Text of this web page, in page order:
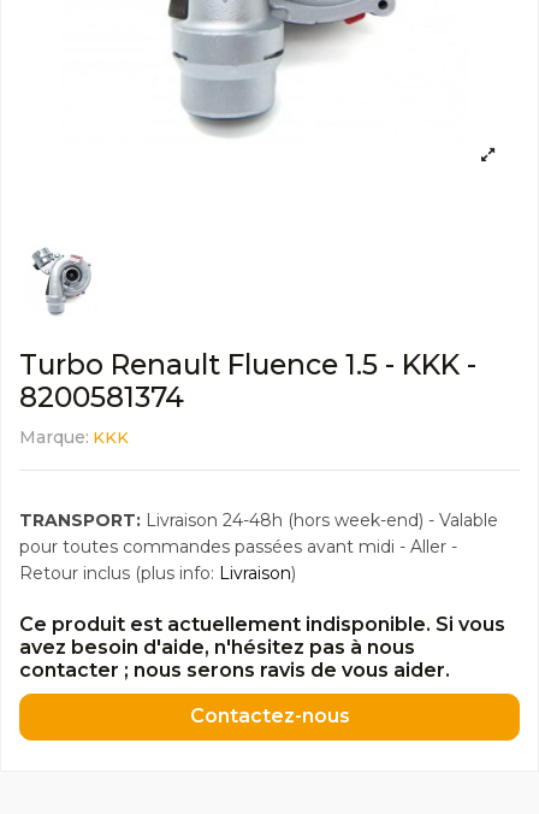
Turbo Renault Fluence 1.5 - KKK -
8200581374
Marque: KKK
TRANSPORT: Livraison 24-48h (hors week-end) - Valable
pour toutes commandes passées avant midi - Aller -
Retour inclus (plus info: Livraison)
Ce produit est actuellement indisponible. Si vous
avez besoin d'aide, n'hésitez pas à nous
contacter ; nous serons ravis de vous aider.
Contactez-nous